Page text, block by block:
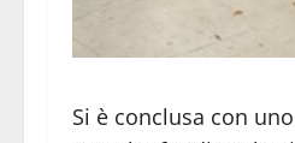
Si è conclusa con